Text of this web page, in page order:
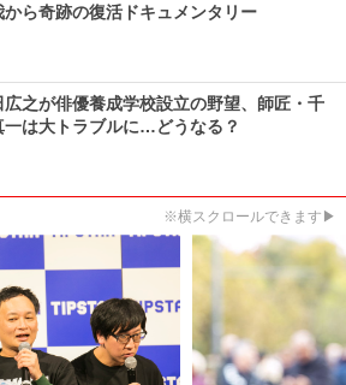
から奇跡の復活ドキュメンタリー
広之が俳優養成学校設立の野望、師匠・千
一は大トラブルに…どうなる？
※横スクロールできます▶